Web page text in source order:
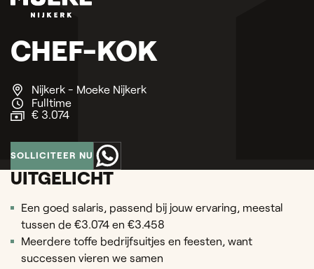
CHEF-KOK
Nijkerk - Moeke Nijkerk
Fulltime
€ 3.074
SOLLICITEER NU
UITGELICHT
Een goed salaris, passend bij jouw ervaring, meestal
tussen de €3.074 en €3.458
Meerdere toffe bedrijfsuitjes en feesten, want
successen vieren we samen